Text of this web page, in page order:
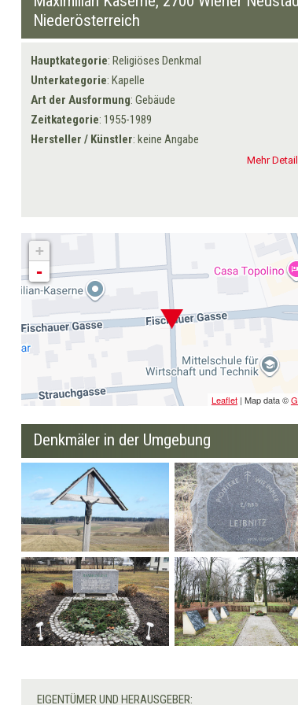
Niederösterreich
Hauptkategorie: Religiöses Denkmal
Unterkategorie: Kapelle
Art der Ausformung: Gebäude
Zeitkategorie: 1955-1989
Hersteller / Künstler: keine Angabe
Mehr
+
-
Leaflet| Map data ©
Denkmäler in der Umgebung
Wegkreuz Germanns-
West 1
Panzerstraße 1
Kasernenstein
Gedenkstein "Für die
Dienst verunglückten
Offiziere der 2.
EIGENTÜMER UND HERAUSGEBER: